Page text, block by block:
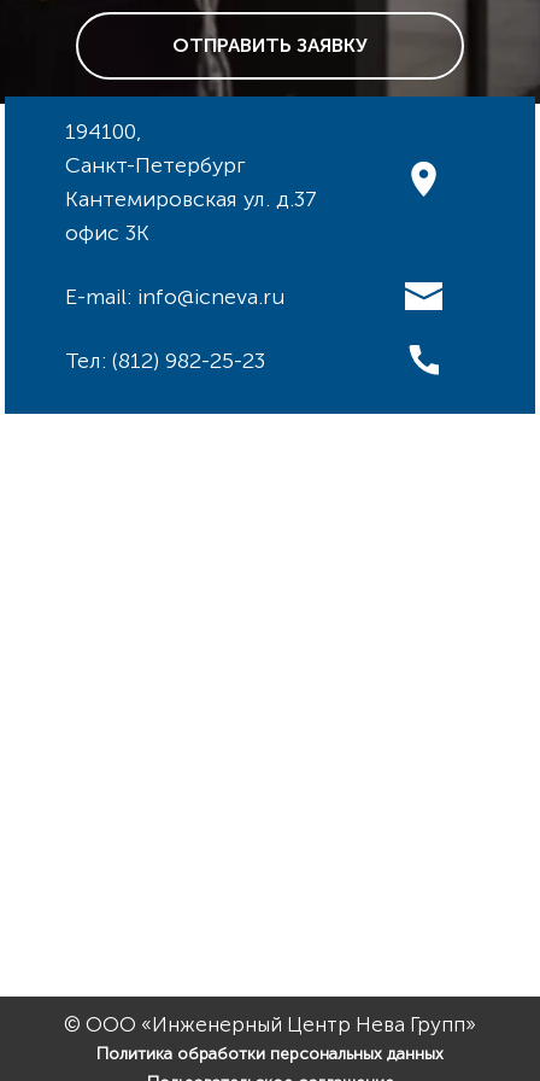
Взрывозащищенное исполнение:
Реле влажности:нет
Поплавковый выключатель:нет
Блок управления:
ОТПРАВИТЬ ЗАЯВКУ
194100,
Санкт-Петербург
Кантемировская ул. д.37
офис 3К
E-mail: info@icneva.ru
Тел: (812) 982-25-23
© ООО «Инженерный Центр Нева Групп»
Политика обработки персональных данных